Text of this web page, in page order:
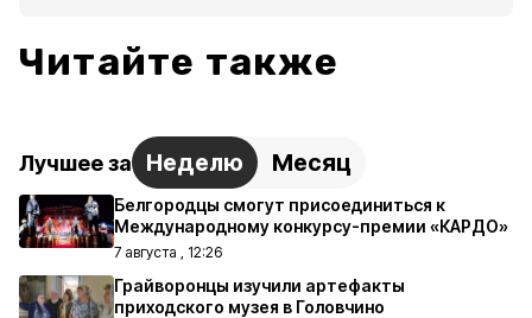
Читайте также
Лучшее за Неделю Месяц
Белгородцы смогут присоединиться к
Международному конкурсу-премии «КАРДО»
7 августа , 12:26
Грайворонцы изучили артефакты
приходского музея в Головчино